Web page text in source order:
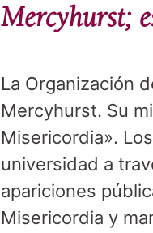
Mercyhurst;
La Organización
Mercyhurst. Su
Misericordia».
universidad a
apariciones
Misericordia y